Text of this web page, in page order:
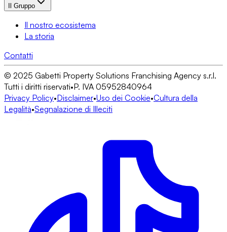
Il Gruppo
Il nostro ecosistema
La storia
Contatti
© 2025 Gabetti Property Solutions Franchising Agency s.r.l.
Tutti i diritti riservati•P. IVA 05952840964
Privacy Policy•Disclaimer•Uso dei Cookie•Cultura della
Legalità•Segnalazione di Illeciti